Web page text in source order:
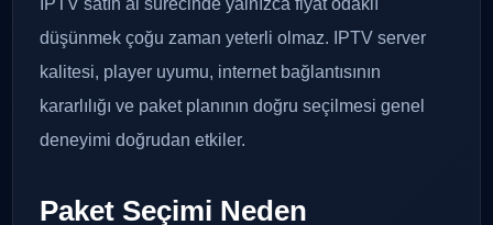
IPTV satın al sürecinde yalnızca fiyat odaklı
düşünmek çoğu zaman yeterli olmaz. IPTV server
kalitesi, player uyumu, internet bağlantısının
kararlılığı ve paket planının doğru seçilmesi genel
deneyimi doğrudan etkiler.
Paket Seçimi Neden